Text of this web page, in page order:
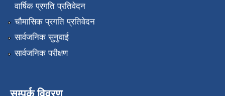
वार्षिक प्रगति प्रतिवेदन
चौमासिक प्रगति प्रतिवेदन
सार्वजनिक सुनुवाई
सार्वजनिक परीक्षण